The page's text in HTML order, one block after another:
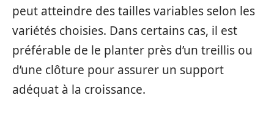
peut atteindre des tailles variables selon les
variétés choisies. Dans certains cas, il est
préférable de le planter près d’un treillis ou
d’une clôture pour assurer un support
adéquat à la croissance.